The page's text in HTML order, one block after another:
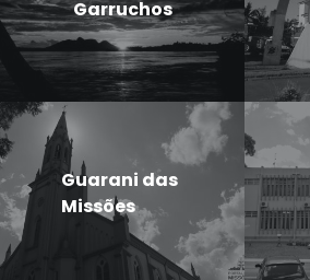
Garruchos
Guarani das
Missões